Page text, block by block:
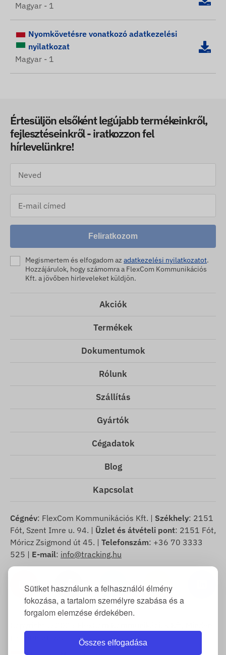
Sütiket használunk a felhasználói élmény
fokozása, a tartalom személyre szabása és a
forgalom elemzése érdekében.
Összes elfogadása
Magyar - 1
Nyomkövetésre vonatkozó adatkezelési
nyilatkozat
Magyar - 1
Értesüljön elsőként legújabb termékeinkről,
fejlesztéseinkről - iratkozzon fel
hírlevelünkre!
Feliratkozom
Megismertem és elfogadom az adatkezelési nyilatkozatot.
Hozzájárulok, hogy számomra a FlexCom Kommunikációs
Kft. a jövőben hirleveleket küldjön.
Akciók
Termékek
Dokumentumok
Rólunk
Szállítás
Gyártók
Cégadatok
Blog
Kapcsolat
Cégnév: FlexCom Kommunikációs Kft. | Székhely: 2151
Fót, Szent Imre u. 94. | Üzlet és átvételi pont: 2151 Fót,
Móricz Zsigmond út 45. | Telefonszám: +36 70 3333
525 | E-mail: info@tracking.hu